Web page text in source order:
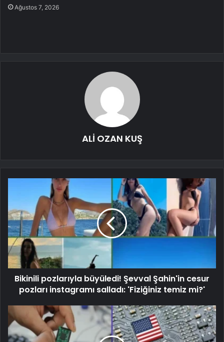
Ağustos 7, 2026
ALİ OZAN KUŞ
Bikinili pozlarıyla büyüledi! Şevval Şahin'in cesur
pozları instagramı salladı: 'Fiziğiniz temiz mi?'